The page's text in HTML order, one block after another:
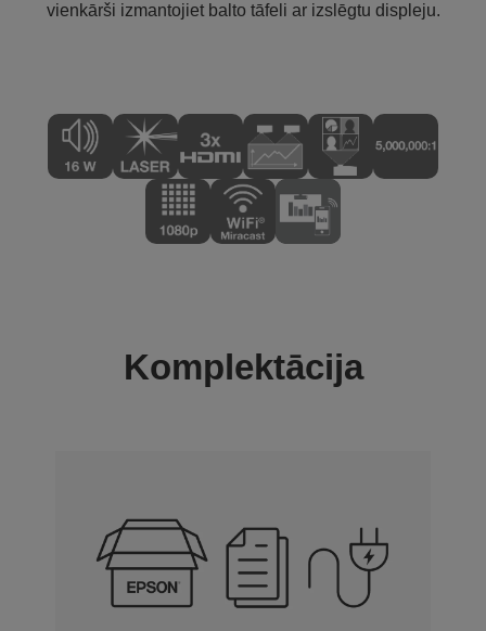
vienkārši izmantojiet balto tāfeli ar izslēgtu displeju.
Komplektācija